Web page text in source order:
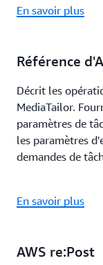
En savoir plus
Référence
Décrit les
MediaTailor.
paramètres de
les paramètres
demandes de
En savoir plus
AWS re:Post